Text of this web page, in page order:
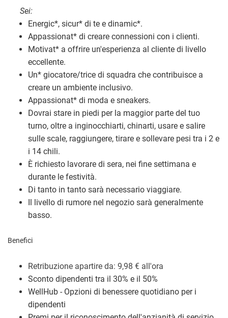
Sei:
Energic*, sicur* di te e dinamic*.
Appassionat* di creare connessioni con i clienti.
Motivat* a offrire un'esperienza al cliente di livello
eccellente.
Un* giocatore/trice di squadra che contribuisce a
creare un ambiente inclusivo.
Appassionat* di moda e sneakers.
Dovrai stare in piedi per la maggior parte del tuo
turno, oltre a inginocchiarti, chinarti, usare e salire
sulle scale, raggiungere, tirare e sollevare pesi tra i 2 e
i 14 chili.
È richiesto lavorare di sera, nei fine settimana e
durante le festività.
Di tanto in tanto sarà necessario viaggiare.
Il livello di rumore nel negozio sarà generalmente
basso.
Benefici
Retribuzione apartire da: 9,98 € all'ora
Sconto dipendenti tra il 30% e il 50%
WellHub - Opzioni di benessere quotidiano per i
dipendenti